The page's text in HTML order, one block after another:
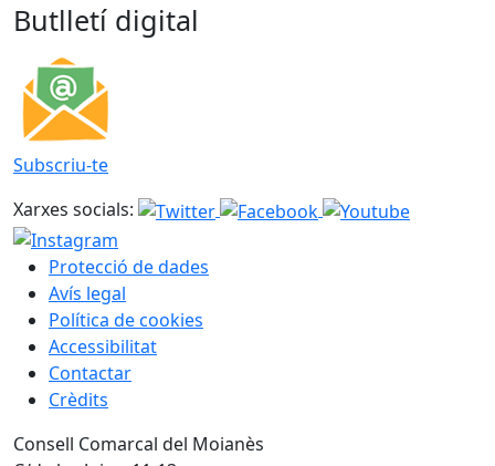
Butlletí digital
Subscriu-te
Xarxes socials:
Protecció de dades
Avís legal
Política de cookies
Accessibilitat
Contactar
Crèdits
Consell Comarcal del Moianès